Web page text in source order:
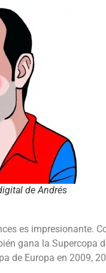
de Andrés
es impresionante.
gana la Supercopa
de Europa en 2009,